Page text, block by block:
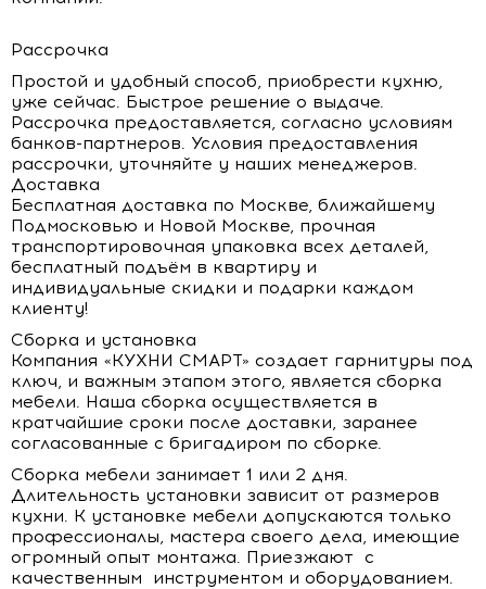
Рассрочка
Простой и удобный способ, приобрести кухню,
уже сейчас. Быстрое решение о выдаче.
Рассрочка предоставляется, согласно условиям
банков-партнеров. Условия предоставления
рассрочки, уточняйте у наших менеджеров.
Доставка
Бесплатная доставка по Москве, ближайшему
Подмосковью и Новой Москве, прочная
транспортировочная упаковка всех деталей,
бесплатный подъём в квартиру и
индивидуальные скидки и подарки каждом
клиенту!
Сборка и установка
Компания «КУХНИ СМАРТ» создает гарнитуры под
ключ, и важным этапом этого, является сборка
мебели. Наша сборка осуществляется в
кратчайшие сроки после доставки, заранее
согласованные с бригадиром по сборке.
Сборка мебели занимает 1 или 2 дня.
Длительность установки зависит от размеров
кухни. К установке мебели допускаются только
профессионалы, мастера своего дела, имеющие
огромный опыт монтажа. Приезжают с
качественным инструментом и оборудованием.